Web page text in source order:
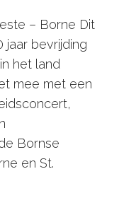
– Borne Dit
jaar bevrijding
het land
mee met een
Bornse
en St.